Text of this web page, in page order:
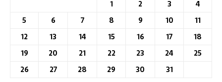
1
2 3
4
5
6 7 8 9 10
11
12
13 14 15 16 17
18
19
20 21 22 23 24
25
26
27 28 29 30 31